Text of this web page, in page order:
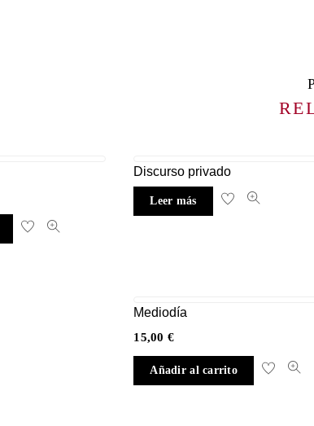
Discurso privado
Leer más
Mediodía
15,00€
Añadir al carrito